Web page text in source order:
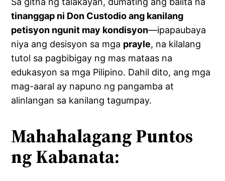
tinanggap ni Don Custodio ang kanilang
petisyon ngunit may kondisyon—ipapaubaya
niya ang desisyon sa mga prayle, na kilalang
tutol sa pagbibigay ng mas mataas na
edukasyon sa mga Pilipino. Dahil dito, ang mga
mag-aaral ay napuno ng pangamba at
alinlangan sa kanilang tagumpay.
Mahahalagang Puntos
ng Kabanata: